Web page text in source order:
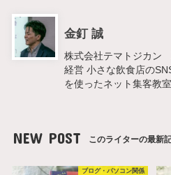
金釘 誠
株式会社テマトジカン
経営 小さな飲食店の
を使ったネット集客教
NEW POST このライターの最新
ブログ・パソコン関係